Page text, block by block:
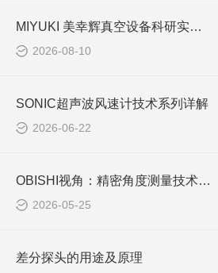
MIYUKI 美幸辉真空设备科研实验室选型与使用注意事项
2026-08-10
SONIC超声波风速计技术系列详解
2026-06-22
OBISHI视角：精密角度测量技术的最新发展趋势
2026-05-25
差分探头的用途及原理